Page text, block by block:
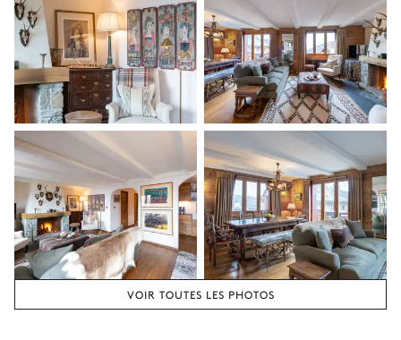
Salle de bain 2
Partagée
Baignoire
Vasque simple
Pas de WC dans cette salle
de bain
Chambre enfant
2Lits superposés (4 lits
simples)
VOIR TOUTES LES PHOTOS